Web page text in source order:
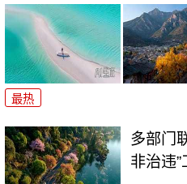
最热
多部门
非治违”